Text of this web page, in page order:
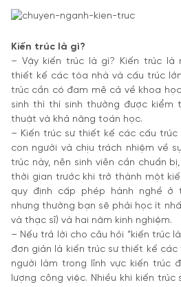
Kiến trúc là gì?
– Vậy kiến trúc là gì? Kiến trúc là
thiết kế các tòa nhà và cấu trúc
trúc cần có đam mê cả về khoa
sinh thì thí sinh thường được kiểm
thuật và khả năng toán học.
– Kiến trúc sư thiết kế các cấu trúc
con người và chịu trách nhiệm về
trúc này, nên sinh viên cần chuẩn
thời gian trước khi trở thành một
quy định cấp phép hành nghề ở
nhưng thường bạn sẽ phải học ít
và thạc sĩ) và hai năm kinh nghiệm.
– Nếu trả lời cho câu hỏi “kiến trúc
đơn giản là kiến trúc sư thiết kế các
người làm trong lĩnh vực kiến trúc
lượng công việc. Nhiều khi kiến